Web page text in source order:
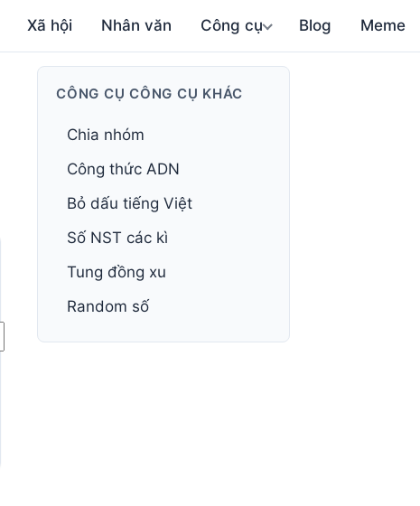
Xã hội Nhân văn Công cụ Blog Meme
CÔNG CỤ CÔNG CỤ KHÁC
Chia nhóm
Công thức ADN
Bỏ dấu tiếng Việt
Số NST các kì
Tung đồng xu
Random số